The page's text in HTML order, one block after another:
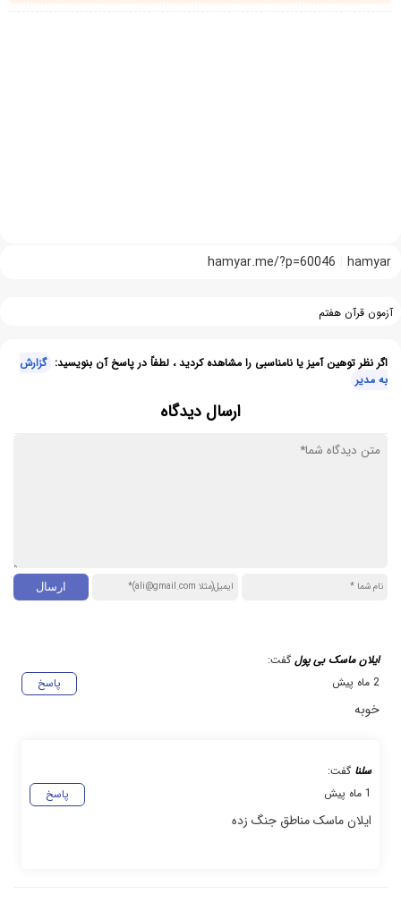
hamyar
hamyar.me/?p=60046
آزمون قرآن هفتم
اگر نظر توهین آمیز یا نامناسبی را مشاهده کردید ، لطفاً در پاسخ آن بنویسید: گزارش
به مدیر
ارسال دیدگاه
ایلان ماسک بی پول گفت:
پاسخ
2 ماه پیش
خوبه
سلنا گفت:
پاسخ
1 ماه پیش
ایلان ماسک مناطق جنگ زده